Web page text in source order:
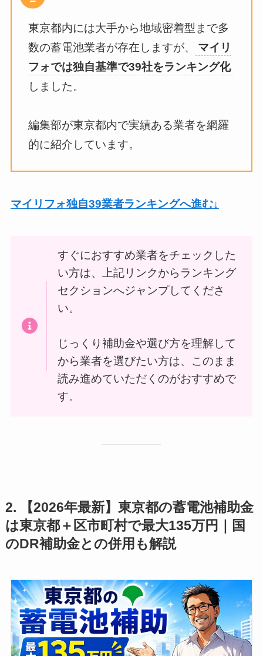
東京都内には大手から地域密着型まで多
数の蓄電池業者が存在しますが、
マイリ
フォでは独自基準で39社をランキング化
しました。
編集部が東京都内で実績ある業者を網羅
的に紹介しています。
マイリフォ独自39業者ランキングへ進む↓
すぐにおすすめ業者をチェックした
い方は、上記リンクからランキング
セクションへジャンプしてくださ
い。
じっくり補助金や選び方を理解して
から業者を選びたい方は、このまま
読み進めていただくのがおすすめで
す。
2. 【2026年最新】東京都の蓄電池補助金
は東京都＋区市町村で最大135万円｜国
のDR補助金との併用も解説